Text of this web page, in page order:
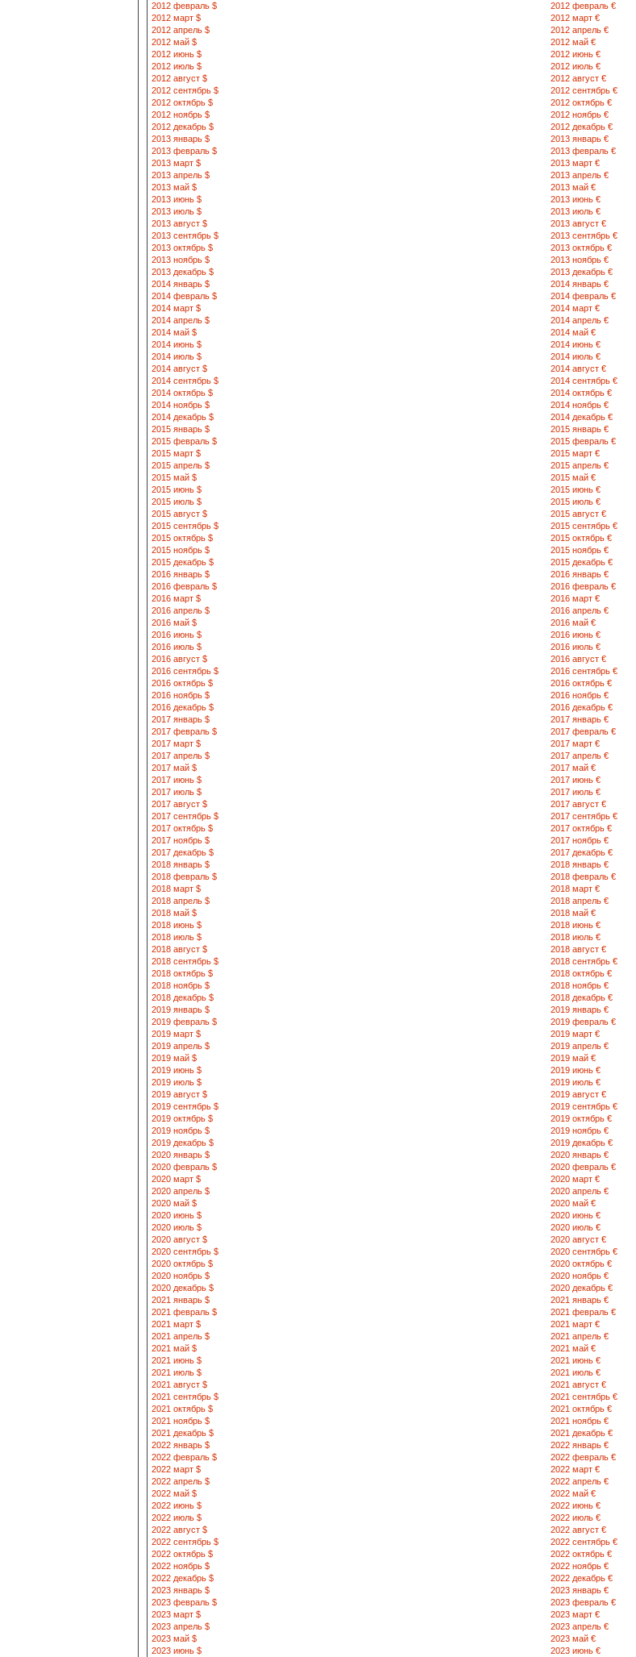
2012 февраль $
2012 февраль €
2012 март $
2012 март €
2012 апрель $
2012 апрель €
2012 май $
2012 май €
2012 июнь $
2012 июнь €
2012 июль $
2012 июль €
2012 август $
2012 август €
2012 сентябрь $
2012 сентябрь €
2012 октябрь $
2012 октябрь €
2012 ноябрь $
2012 ноябрь €
2012 декабрь $
2012 декабрь €
2013 январь $
2013 январь €
2013 февраль $
2013 февраль €
2013 март $
2013 март €
2013 апрель $
2013 апрель €
2013 май $
2013 май €
2013 июнь $
2013 июнь €
2013 июль $
2013 июль €
2013 август $
2013 август €
2013 сентябрь $
2013 сентябрь €
2013 октябрь $
2013 октябрь €
2013 ноябрь $
2013 ноябрь €
2013 декабрь $
2013 декабрь €
2014 январь $
2014 январь €
2014 февраль $
2014 февраль €
2014 март $
2014 март €
2014 апрель $
2014 апрель €
2014 май $
2014 май €
2014 июнь $
2014 июнь €
2014 июль $
2014 июль €
2014 август $
2014 август €
2014 сентябрь $
2014 сентябрь €
2014 октябрь $
2014 октябрь €
2014 ноябрь $
2014 ноябрь €
2014 декабрь $
2014 декабрь €
2015 январь $
2015 январь €
2015 февраль $
2015 февраль €
2015 март $
2015 март €
2015 апрель $
2015 апрель €
2015 май $
2015 май €
2015 июнь $
2015 июнь €
2015 июль $
2015 июль €
2015 август $
2015 август €
2015 сентябрь $
2015 сентябрь €
2015 октябрь $
2015 октябрь €
2015 ноябрь $
2015 ноябрь €
2015 декабрь $
2015 декабрь €
2016 январь $
2016 январь €
2016 февраль $
2016 февраль €
2016 март $
2016 март €
2016 апрель $
2016 апрель €
2016 май $
2016 май €
2016 июнь $
2016 июнь €
2016 июль $
2016 июль €
2016 август $
2016 август €
2016 сентябрь $
2016 сентябрь €
2016 октябрь $
2016 октябрь €
2016 ноябрь $
2016 ноябрь €
2016 декабрь $
2016 декабрь €
2017 январь $
2017 январь €
2017 февраль $
2017 февраль €
2017 март $
2017 март €
2017 апрель $
2017 апрель €
2017 май $
2017 май €
2017 июнь $
2017 июнь €
2017 июль $
2017 июль €
2017 август $
2017 август €
2017 сентябрь $
2017 сентябрь €
2017 октябрь $
2017 октябрь €
2017 ноябрь $
2017 ноябрь €
2017 декабрь $
2017 декабрь €
2018 январь $
2018 январь €
2018 февраль $
2018 февраль €
2018 март $
2018 март €
2018 апрель $
2018 апрель €
2018 май $
2018 май €
2018 июнь $
2018 июнь €
2018 июль $
2018 июль €
2018 август $
2018 август €
2018 сентябрь $
2018 сентябрь €
2018 октябрь $
2018 октябрь €
2018 ноябрь $
2018 ноябрь €
2018 декабрь $
2018 декабрь €
2019 январь $
2019 январь €
2019 февраль $
2019 февраль €
2019 март $
2019 март €
2019 апрель $
2019 апрель €
2019 май $
2019 май €
2019 июнь $
2019 июнь €
2019 июль $
2019 июль €
2019 август $
2019 август €
2019 сентябрь $
2019 сентябрь €
2019 октябрь $
2019 октябрь €
2019 ноябрь $
2019 ноябрь €
2019 декабрь $
2019 декабрь €
2020 январь $
2020 январь €
2020 февраль $
2020 февраль €
2020 март $
2020 март €
2020 апрель $
2020 апрель €
2020 май $
2020 май €
2020 июнь $
2020 июнь €
2020 июль $
2020 июль €
2020 август $
2020 август €
2020 сентябрь $
2020 сентябрь €
2020 октябрь $
2020 октябрь €
2020 ноябрь $
2020 ноябрь €
2020 декабрь $
2020 декабрь €
2021 январь $
2021 январь €
2021 февраль $
2021 февраль €
2021 март $
2021 март €
2021 апрель $
2021 апрель €
2021 май $
2021 май €
2021 июнь $
2021 июнь €
2021 июль $
2021 июль €
2021 август $
2021 август €
2021 сентябрь $
2021 сентябрь €
2021 октябрь $
2021 октябрь €
2021 ноябрь $
2021 ноябрь €
2021 декабрь $
2021 декабрь €
2022 январь $
2022 январь €
2022 февраль $
2022 февраль €
2022 март $
2022 март €
2022 апрель $
2022 апрель €
2022 май $
2022 май €
2022 июнь $
2022 июнь €
2022 июль $
2022 июль €
2022 август $
2022 август €
2022 сентябрь $
2022 сентябрь €
2022 октябрь $
2022 октябрь €
2022 ноябрь $
2022 ноябрь €
2022 декабрь $
2022 декабрь €
2023 январь $
2023 январь €
2023 февраль $
2023 февраль €
2023 март $
2023 март €
2023 апрель $
2023 апрель €
2023 май $
2023 май €
2023 июнь $
2023 июнь €